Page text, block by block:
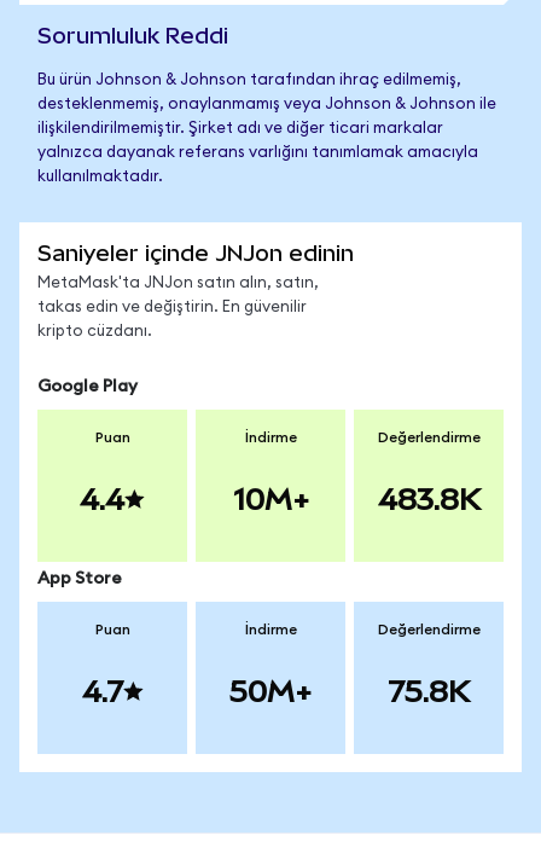
Sorumluluk Reddi
Bu ürün Johnson & Johnson tarafından ihraç edilmemiş,
desteklenmemiş, onaylanmamış veya Johnson & Johnson ile
ilişkilendirilmemiştir. Şirket adı ve diğer ticari markalar
yalnızca dayanak referans varlığını tanımlamak amacıyla
kullanılmaktadır.
Saniyeler içinde JNJon edinin
MetaMask'ta JNJon satın alın, satın,
takas edin ve değiştirin. En güvenilir
kripto cüzdanı.
Google Play
Puan
4.4
İndirme
10M+
Değerlendirme
483.8K
App Store
Puan
4.7
İndirme
50M+
Değerlendirme
75.8K